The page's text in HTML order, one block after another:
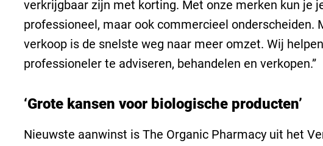
verkrijgbaar zijn met korting. Met onze merken kun je
professioneel, maar ook commercieel onderscheiden.
verkoop is de snelste weg naar meer omzet. Wij
professioneler te adviseren, behandelen en verkopen.”
‘Grote kansen voor biologische producten’
Nieuwste aanwinst is The Organic Pharmacy uit het